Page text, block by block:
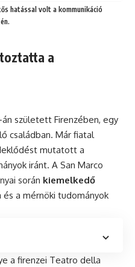
hatással volt a kommunikáció
a
án született Firenzében, egy
családban. Már fiatal
mutatott a
iránt. A San Marco
során kiemelkedő
a mérnöki tudományok
a firenzei Teatro della